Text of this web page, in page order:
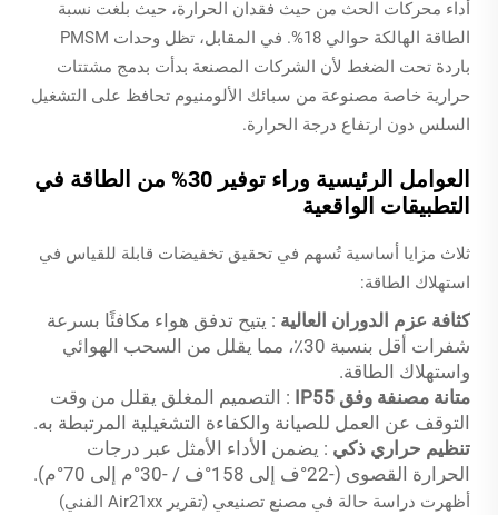
أداء محركات الحث من حيث فقدان الحرارة، حيث بلغت نسبة
الطاقة الهالكة حوالي 18%. في المقابل، تظل وحدات PMSM
باردة تحت الضغط لأن الشركات المصنعة بدأت بدمج مشتتات
حرارية خاصة مصنوعة من سبائك الألومنيوم تحافظ على التشغيل
السلس دون ارتفاع درجة الحرارة.
العوامل الرئيسية وراء توفير 30% من الطاقة في
التطبيقات الواقعية
ثلاث مزايا أساسية تُسهم في تحقيق تخفيضات قابلة للقياس في
استهلاك الطاقة:
كثافة عزم الدوران العالية : يتيح تدفق هواء مكافئًا بسرعة
شفرات أقل بنسبة 30٪، مما يقلل من السحب الهوائي
واستهلاك الطاقة.
متانة مصنفة وفق IP55
: التصميم المغلق يقلل من وقت
التوقف عن العمل للصيانة والكفاءة التشغيلية المرتبطة به.
تنظيم حراري ذكي : يضمن الأداء الأمثل عبر درجات
الحرارة القصوى (-22°ف إلى 158°ف / -30°م إلى 70°م).
أظهرت دراسة حالة في مصنع تصنيعي (تقرير Air21xx الفني)